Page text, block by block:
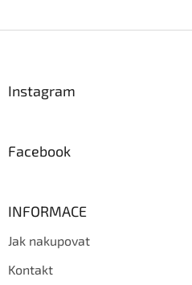
Instagram
Facebook
INFORMACE
Jak nakupovat
Kontakt